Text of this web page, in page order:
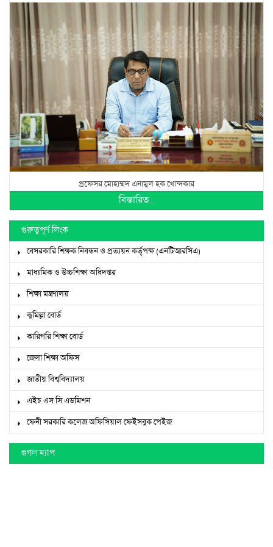
প্রফেসর মোহাম্মদ এনামুল হক খোন্দকার
বিস্তারিত...
গুরুত্বপূর্ণ লিংক
বেসরকারি শিক্ষক নিবন্ধন ও প্রত্যয়ন কর্তৃপক্ষ (এনটিআরসিএ)
মাধ্যমিক ও উচ্চশিক্ষা অধিদপ্তর
শিক্ষা মন্ত্রণালয়
কুমিল্লা বোর্ড
কারিগরি শিক্ষা বোর্ড
জেলা শিক্ষা অফিস
জাতীয় বিশ্ববিদ্যালয়
এইচ এস সি এডমিশন
ফেনী সরকারি কলেজ অফিসিয়াল ফেইসবুক পেইজ
গুগল ম্যাপ